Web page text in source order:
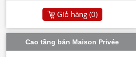
Giỏ hàng (0)
Cao tầng bán Maison Privée